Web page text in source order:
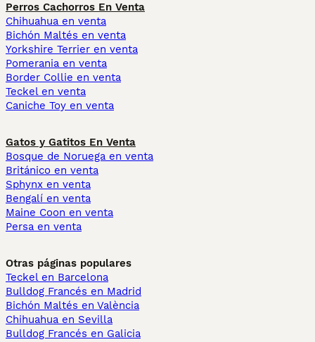
Perros Cachorros En Venta
Chihuahua en venta
Bichón Maltés en venta
Yorkshire Terrier en venta
Pomerania en venta
Border Collie en venta
Teckel en venta
Caniche Toy en venta
Gatos y Gatitos En Venta
Bosque de Noruega en venta
Británico en venta
Sphynx en venta
Bengalí en venta
Maine Coon en venta
Persa en venta
Otras páginas populares
Teckel en Barcelona
Bulldog Francés en Madrid
Bichón Maltés en València
Chihuahua en Sevilla
Bulldog Francés en Galicia